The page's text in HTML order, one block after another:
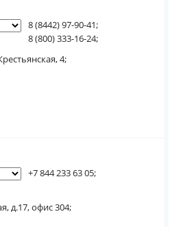
4;
8 (8442) 97-90-41;
8 (800) 333-16-24;
д.17, офис 304;
+7 844 233 63 05;